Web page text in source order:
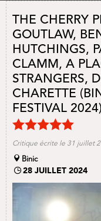
THE CHERRY
GOUTLAW,
HUTCHINGS,
CLAMM, A
STRANGERS,
CHARETTE
FESTIVAL 2024)
Critique écrite le 31 juillet
Binic
28 JUILLET 2024